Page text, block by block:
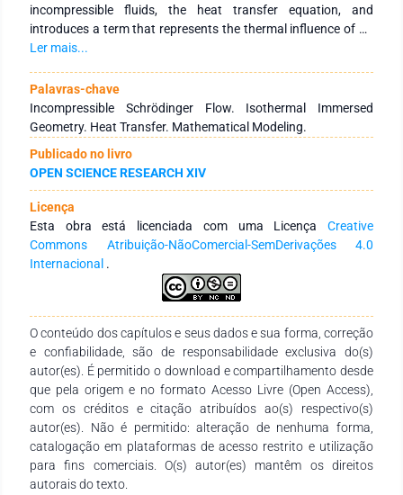
incompressible fluids, the heat transfer equation, and
introduces a term that represents the thermal influence of an
immersed isothermal geometry. Emphasizing the modeling
unravel the subtle relationship between the principles of
quantum mechanics and the classical behavior of fluids. The
initial discoveries produce an important theorem that leads
the name of the authors, allowing new and valuable insights
into the effects of the isothermal body immersed in a fluid
medium. As a result, it was found that the term temperature
source offers a unique perspective at the intersection of
quantum mechanics and fluid dynamics.
Ler mais...
Palavras-chave
Incompressible Schrödinger Flow. Isothermal Immersed
Geometry. Heat Transfer. Mathematical Modeling.
Publicado no livro
OPEN SCIENCE RESEARCH XIV
Licença
Esta obra está licenciada com uma Licença Creative
Commons Atribuição-NãoComercial-SemDerivações 4.0
Internacional .
O conteúdo dos capítulos e seus dados e sua forma, correção
e confiabilidade, são de responsabilidade exclusiva do(s)
autor(es). É permitido o download e compartilhamento desde
que pela origem e no formato Acesso Livre (Open Access),
com os créditos e citação atribuídos ao(s) respectivo(s)
autor(es). Não é permitido: alteração de nenhuma forma,
catalogação em plataformas de acesso restrito e utilização
para fins comerciais. O(s) autor(es) mantêm os direitos
autorais do texto.